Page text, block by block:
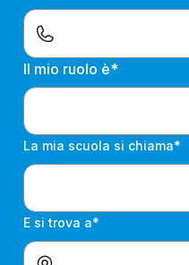
Il mio ruolo è*
La mia scuola si chiama*
E si trova a*